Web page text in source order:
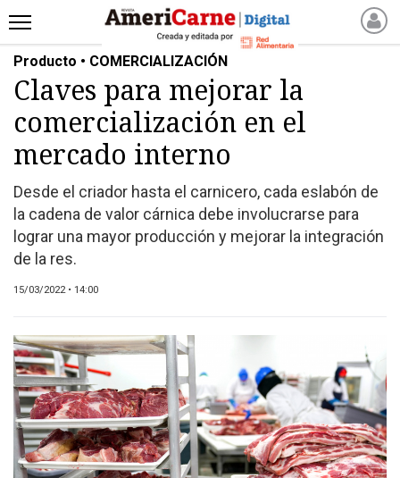
INICIO
NOTICIAS RECIENTES
NOTICIAS
ARTICULOS
PROCESO
NUEVOS PRODUCTOS
REVISTAS
CATÁLOGO DE CORTES
DE CARNE VACUNA
EVENTOS Y
CAPACITACIONES
DIRECTORIO
Producto • COMERCIALIZACIÓN
Claves para mejorar la
comercialización en el
mercado interno
Desde el criador hasta el carnicero, cada eslabón de
la cadena de valor cárnica debe involucrarse para
lograr una mayor producción y mejorar la integración
de la res.
15/03/2022 • 14:00